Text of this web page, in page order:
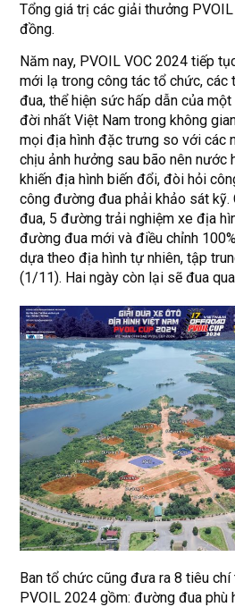
Tổng giá trị các giải thưởng
đồng.
Năm nay, PVOIL VOC 2024 tiếp
mới lạ trong công tác tổ chức,
đua, thể hiện sức hấp dẫn của
đời nhất Việt Nam trong không
mọi địa hình đặc trưng so với các
chịu ảnh hưởng sau bão nên nước
khiến địa hình biến đổi, đòi hỏi
công đường đua phải khảo sát
đua, 5 đường trải nghiệm xe địa
đường đua mới và điều chỉnh
dựa theo địa hình tự nhiên, tập
(1/11). Hai ngày còn lại sẽ đua
Ban tổ chức cũng đưa ra 8 tiêu
PVOIL 2024 gồm: đường đua phù